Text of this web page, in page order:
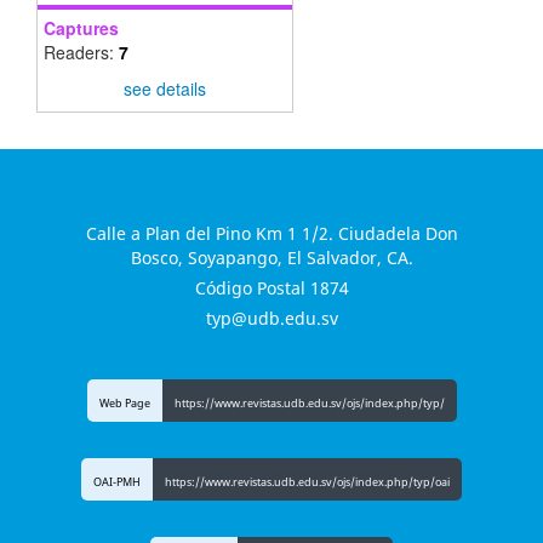
Captures
Readers: 7
see details
Calle a Plan del Pino Km 1 1/2. Ciudadela Don
Bosco, Soyapango, El Salvador, CA.
Código Postal 1874
typ@udb.edu.sv
Web Page https://www.revistas.udb.edu.sv/ojs/index.php/typ/
OAI-PMH https://www.revistas.udb.edu.sv/ojs/index.php/typ/oai